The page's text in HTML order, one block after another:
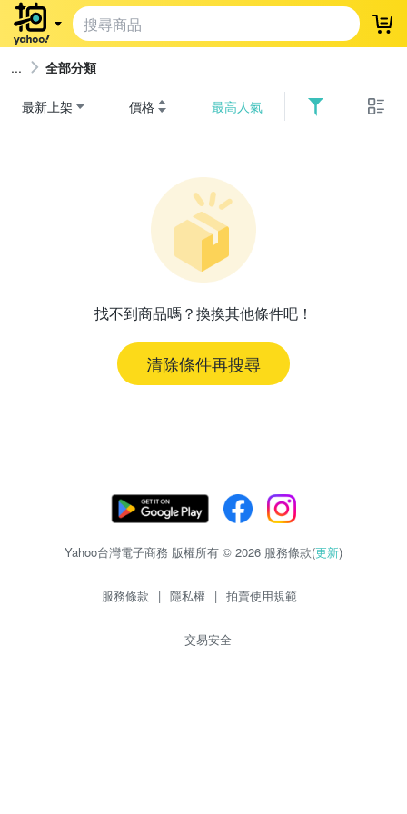
登
全部分類
最新上架 價格 最高人氣
找不到商品嗎？換換其他條件吧！
清除條件再搜尋
Yahoo台灣電子商務 版權所有 © 2026 服務條款(更新)
服務條款 | 隱私權 | 拍賣使用規範
交易安全